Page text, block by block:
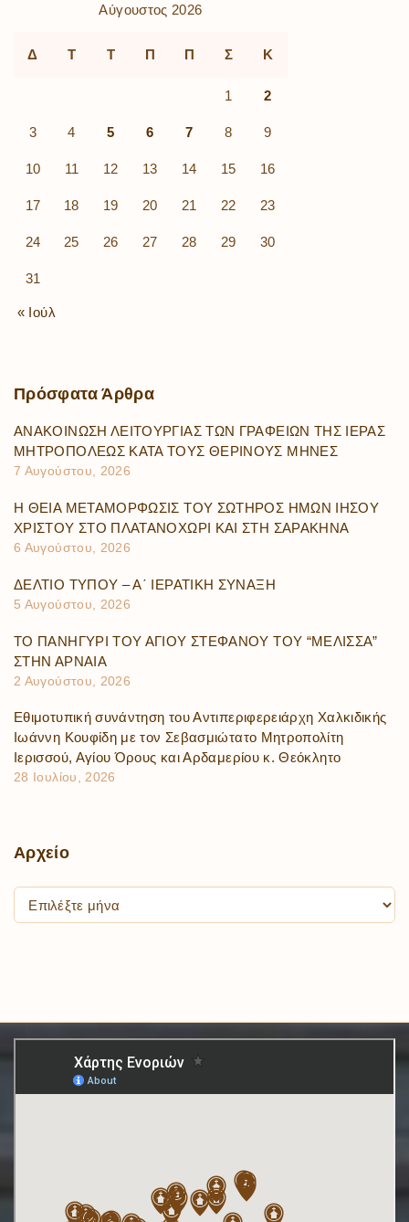
Αύγουστος 2026
Δ Τ Τ Π Π Σ Κ
1 2
3 4 5 6 7 8 9
10 11 12 13 14 15 16
17 18 19 20 21 22 23
24 25 26 27 28 29 30
31
« Ιούλ
Πρόσφατα Άρθρα
ΑΝΑΚΟΙΝΩΣΗ ΛΕΙΤΟΥΡΓΙΑΣ ΤΩΝ ΓΡΑΦΕΙΩΝ ΤΗΣ ΙΕΡΑΣ
ΜΗΤΡΟΠΟΛΕΩΣ ΚΑΤΑ ΤΟΥΣ ΘΕΡΙΝΟΥΣ ΜΗΝΕΣ
7 Αυγούστου, 2026
Η ΘΕΙΑ ΜΕΤΑΜΟΡΦΩΣΙΣ ΤΟΥ ΣΩΤΗΡΟΣ ΗΜΩΝ ΙΗΣΟΥ
ΧΡΙΣΤΟΥ ΣΤΟ ΠΛΑΤΑΝΟΧΩΡΙ ΚΑΙ ΣΤΗ ΣΑΡΑΚΗΝΑ
6 Αυγούστου, 2026
ΔΕΛΤΙΟ ΤΥΠΟΥ – Α΄ ΙΕΡΑΤΙΚΗ ΣΥΝΑΞΗ
5 Αυγούστου, 2026
ΤΟ ΠΑΝΗΓΥΡΙ ΤΟΥ ΑΓΙΟΥ ΣΤΕΦΑΝΟΥ ΤΟΥ “ΜΕΛΙΣΣΑ”
ΣΤΗΝ ΑΡΝΑΙΑ
2 Αυγούστου, 2026
Εθιμοτυπική συνάντηση του Αντιπεριφερειάρχη Χαλκιδικής
Ιωάννη Κουφίδη με τον Σεβασμιώτατο Μητροπολίτη
Ιερισσού, Αγίου Όρους και Αρδαμερίου κ. Θεόκλητο
28 Ιουλίου, 2026
Αρχείο